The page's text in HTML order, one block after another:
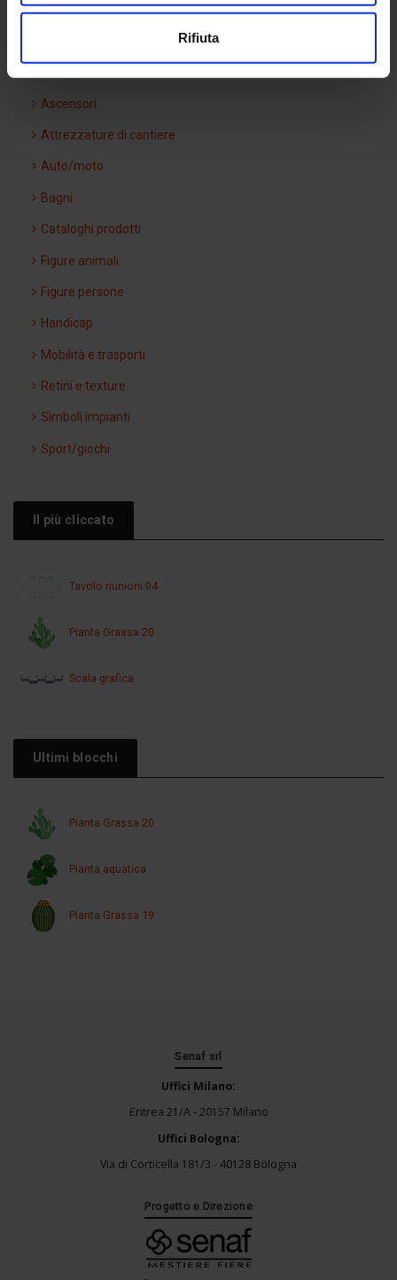
Rifiuta
Arredi interni
Ascensori
Attrezzature di cantiere
Auto/moto
Bagni
Cataloghi prodotti
Figure animali
Figure persone
Handicap
Mobilità e trasporti
Retini e texture
Simboli impianti
Sport/giochi
Il più cliccato
Tavolo riunioni 04
Pianta Grassa 20
Scala grafica
Ultimi blocchi
Pianta Grassa 20
Pianta aquatica
Pianta Grassa 19
Senaf srl
Uffici Milano:
Eritrea 21/A - 20157 Milano
Uffici Bologna:
Via di Corticella 181/3 - 40128 Bologna
Progetto e Direzione